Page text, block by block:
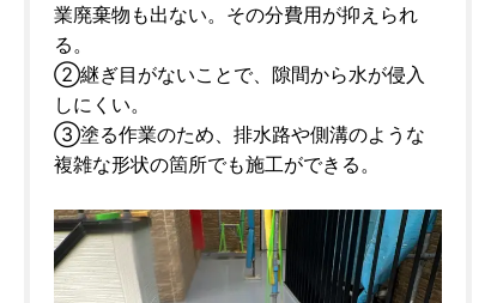
業廃棄物も出ない。その分費用が抑えられ
る。
②継ぎ目がないことで、隙間から水が侵入
しにくい。
③塗る作業のため、排水路や側溝のような
複雑な形状の箇所でも施工ができる。